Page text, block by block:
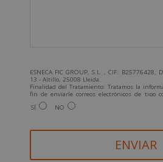
ESNECA FIC GROUP, S.L. , CIF: B25776428,
13 - Altillo, 25008 Lleida.
Finalidad del Tratamiento: Tratamos la
fin de enviarle correos electrónicos de tipo
productos ofrecidos y otros tipo de productos
Legitimación del tratamiento: Consentimiento
Para más información consulte nuestra
SÍ NO